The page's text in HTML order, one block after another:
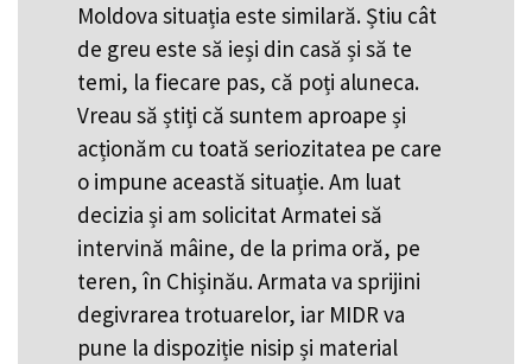
Moldova situația este similară. Știu cât
de greu este să ieși din casă și să te
temi, la fiecare pas, că poți aluneca.
Vreau să știți că suntem aproape și
acționăm cu toată seriozitatea pe care
o impune această situație. Am luat
decizia și am solicitat Armatei să
intervină mâine, de la prima oră, pe
teren, în Chișinău. Armata va sprijini
degivrarea trotuarelor, iar MIDR va
pune la dispoziție nisip și material